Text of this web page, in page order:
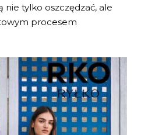
tylko oszczędzać, ale
procesem